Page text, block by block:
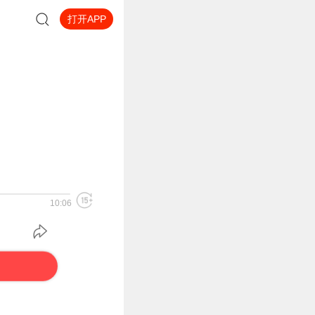
打开APP
10:06